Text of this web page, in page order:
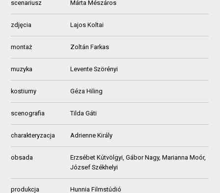
scenariusz Márta Mészáros
zdjęcia Lajos Koltai
montaż Zoltán Farkas
muzyka Levente Szörényi
kostiumy Géza Hiling
scenografia Tilda Gáti
charakteryzacja Adrienne Király
obsada
Erzsébet Kútvölgyi, Gábor Nagy, Marianna Moór,
József Székhelyi
produkcja Hunnia Filmstúdió